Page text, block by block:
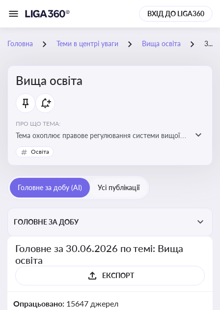
ВХІД ДО LIGA360
Головна Теми в центрі уваги Вища освіта 30-06-2026
Вища освіта
ПРО ЩО ТЕМА:
Тема охоплює правове регулювання системи вищої
освіти, освітніх рівнів та кваліфікацій в Україні
Освіта
Головне за добу (AI) Усі публікації
ГОЛОВНЕ ЗА ДОБУ
Головне за 30.06.2026 по темі: Вища
освіта
ЕКСПОРТ
Опрацьовано: 15647 джерел